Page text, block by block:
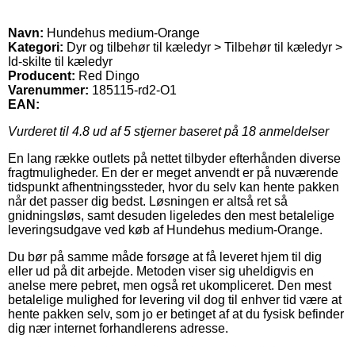
Navn: Hundehus medium-Orange
Kategori: Dyr og tilbehør til kæledyr > Tilbehør til kæledyr >
Id-skilte til kæledyr
Producent: Red Dingo
Varenummer: 185115-rd2-O1
EAN:
Vurderet til 4.8 ud af 5 stjerner baseret på 18 anmeldelser
En lang række outlets på nettet tilbyder efterhånden diverse
fragtmuligheder. En der er meget anvendt er på nuværende
tidspunkt afhentningssteder, hvor du selv kan hente pakken
når det passer dig bedst. Løsningen er altså ret så
gnidningsløs, samt desuden ligeledes den mest betalelige
leveringsudgave ved køb af Hundehus medium-Orange.
Du bør på samme måde forsøge at få leveret hjem til dig
eller ud på dit arbejde. Metoden viser sig uheldigvis en
anelse mere pebret, men også ret ukompliceret. Den mest
betalelige mulighed for levering vil dog til enhver tid være at
hente pakken selv, som jo er betinget af at du fysisk befinder
dig nær internet forhandlerens adresse.